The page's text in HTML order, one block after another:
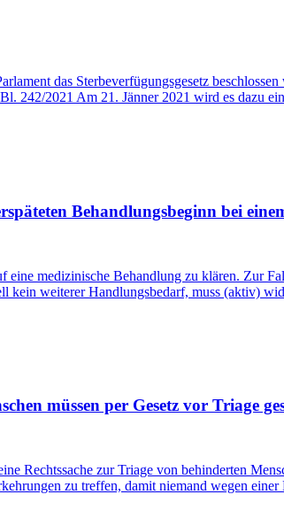
das Sterbeverfügungsgesetz
242/2021 Am 21. Jänner 2021 wird es dazu
Behandlungsbeginn bei
medizinische Behandlung zu klären. Zur
kein weiterer Handlungsbedarf, muss (aktiv)
müssen per Gesetz vor Triage
Rechtssache zur Triage von behinderten
zu treffen, damit niemand wegen